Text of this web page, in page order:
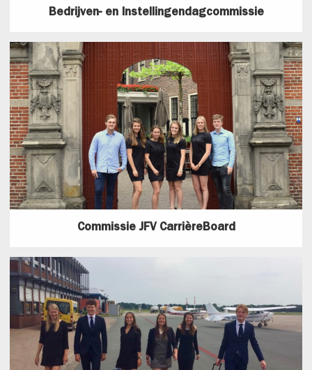
Bedrijven- en Instellingendagcommissie
Commissie JFV CarrièreBoard